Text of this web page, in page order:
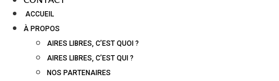
ACCUEIL
À PROPOS
AIRES LIBRES, C’EST QUOI ?
AIRES LIBRES, C’EST QUI ?
NOS PARTENAIRES